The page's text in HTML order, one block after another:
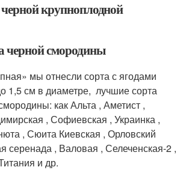
крупноплодной
черной смородины
мы отнесли сорта с ягодами
1,5 см в диаметре, лучшие сорта
как Альта , Аметист ,
, Софиевская , Украинка ,
, Сюита Киевская , Орловский
серенада , Валовая , Селеченская-2 ,
и др.